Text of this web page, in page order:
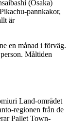
(Osaka)
pannkakor,
är
en månad i förväg.
Måltiden
Land-området
regionen från de
Pallet Town-